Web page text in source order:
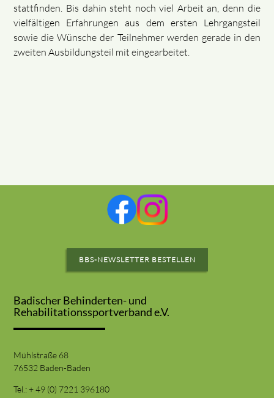
stattfinden. Bis dahin steht noch viel Arbeit an, denn die
vielfältigen Erfahrungen aus dem ersten Lehrgangsteil
sowie die Wünsche der Teilnehmer werden gerade in den
zweiten Ausbildungsteil mit eingearbeitet.
BBS-NEWSLETTER BESTELLEN
Badischer Behinderten- und
Rehabilitationssportverband e.V.
Mühlstraße 68
76532 Baden-Baden
Tel.: + 49 (0) 7221 396180